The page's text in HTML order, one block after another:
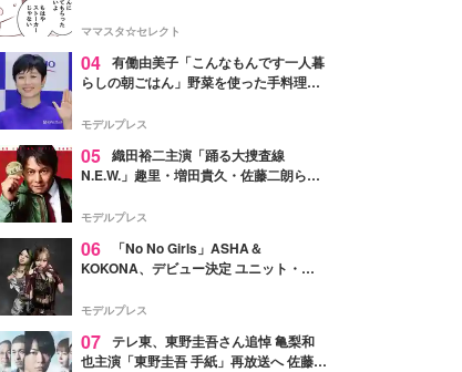
ママスタ☆セレクト
04 有働由美子「こんなもんです一人暮
らしの朝ごはん」野菜を使った手料理公
そう」と反響
モデルプレス
05 織田裕二主演「踊る大捜査線
N.E.W.」趣里・増田貴久・佐藤二朗ら新
徴する“謎のキーワード”も
モデルプレス
06
「No No Girls」ASHA＆
KOKONA、デビュー決定 ユニット・
リリースへ
モデルプレス
07 テレ東、東野圭吾さん追悼 亀梨和
也主演「東野圭吾 手紙」再放送へ 佐藤隆